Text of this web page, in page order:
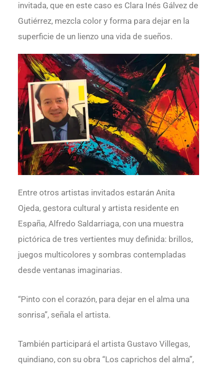
invitada, que en este caso es Clara Inés Gálvez de
Gutiérrez, mezcla color y forma para dejar en la
superficie de un lienzo una vida de sueños.
Entre otros artistas invitados estarán Anita
Ojeda, gestora cultural y artista residente en
España, Alfredo Saldarriaga, con una muestra
pictórica de tres vertientes muy definida: brillos,
juegos multicolores y sombras contempladas
desde ventanas imaginarias.
“Pinto con el corazón, para dejar en el alma una
sonrisa”, señala el artista.
También participará el artista Gustavo Villegas,
quindiano, con su obra “Los caprichos del alma”,